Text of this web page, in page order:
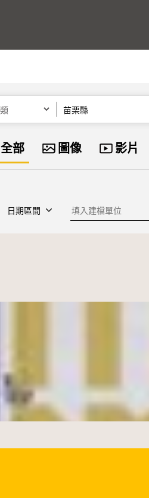
全部 圖像 影片
日期區間 建檔單位